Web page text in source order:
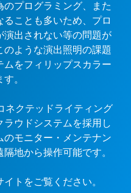
のプログラミング、また
ことも多いため、プロ
演出されない等の問題が
ような演出照明の課題
ムをフィリップスカラー
。
ネクテッドライティング
ウドシステムを採用し
モニター・メンテナン
地から操作可能です。
トをご覧ください。